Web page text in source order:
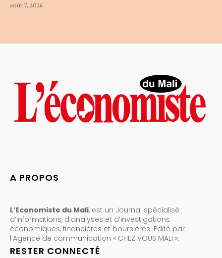
août 7, 2026
A PROPOS
L’Economiste du Mali, est un Journal spécialisé
d’informations, d’analyses et d’investigations
économiques, financières et boursières. Edité par
l’Agence de communication « CHEZ VOUS MALI ».
RESTER CONNECTÉ